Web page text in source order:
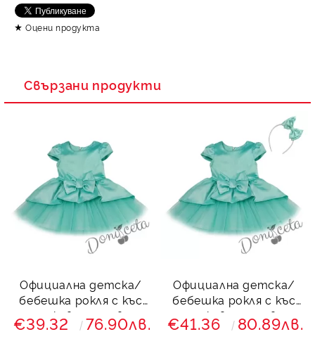
Оцени продукта
Свързани продукти
Официална детска/
бебешка рокля с къс
ръкав и тюл в
тюркоаз Надежда
€39.32 76.90лв.
Официална детска/
бебешка рокля с къс
ръкав и тюл в
тюркоаз Надежда и
€41.36 80.89лв.